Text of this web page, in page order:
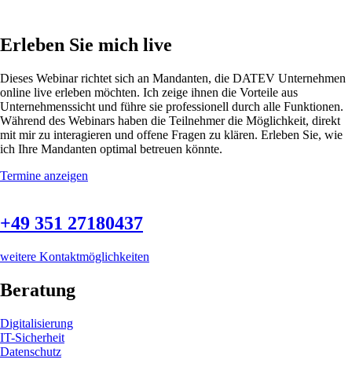
Erleben Sie mich live
Dieses Webinar richtet sich an Mandanten, die DATEV Unternehmen
online live erleben möchten. Ich zeige ihnen die Vorteile aus
Unternehmenssicht und führe sie professionell durch alle Funktionen.
Während des Webinars haben die Teilnehmer die Möglichkeit, direkt
mit mir zu interagieren und offene Fragen zu klären. Erleben Sie, wie
ich Ihre Mandanten optimal betreuen könnte.
Termine anzeigen
+49 351 27180437
weitere Kontaktmöglichkeiten
Beratung
Digitalisierung
IT-Sicherheit
Datenschutz